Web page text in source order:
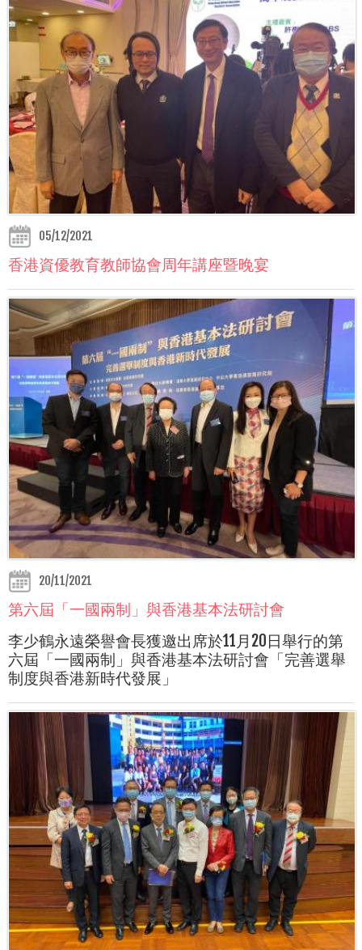
05/12/2021
香港資優教育教師協會周年講座暨晚宴
20/11/2021
第六屆「一國兩制」與香港基本法研討會
李少鶴永遠榮譽會長獲邀出席於11月20日舉行的第
六屆「一國兩制」與香港基本法研討會「完善選舉
制度與香港新時代發展」